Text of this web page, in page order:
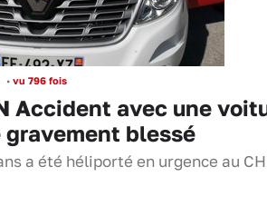
• vu 796 fois
Accident avec une
blessé
a été héliporté en urgence au